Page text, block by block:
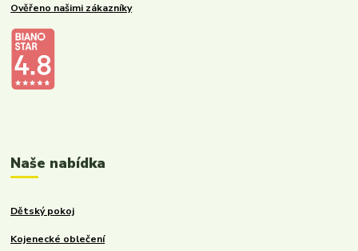
Ověřeno našimi zákazníky
Naše nabídka
Dětský pokoj
Kojenecké oblečení